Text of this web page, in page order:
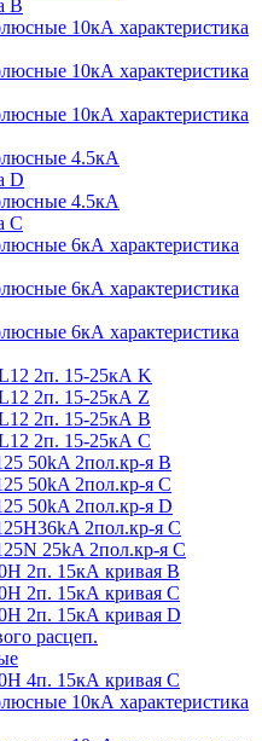
В
10кА характеристика
10кА характеристика
10кА характеристика
4.5кА
D
4.5кА
С
6кА характеристика
6кА характеристика
6кА характеристика
2п. 15-25кА K
2п. 15-25кА Z
2п. 15-25кА B
2п. 15-25кА C
50kA 2пол.кр-я B
50kA 2пол.кр-я C
50kA 2пол.кр-я D
2пол.кр-я C
25kA 2пол.кр-я C
2п. 15кА кривая B
2п. 15кА кривая C
2п. 15кА кривая D
расцеп.
4п. 15кА кривая C
10кА характеристика